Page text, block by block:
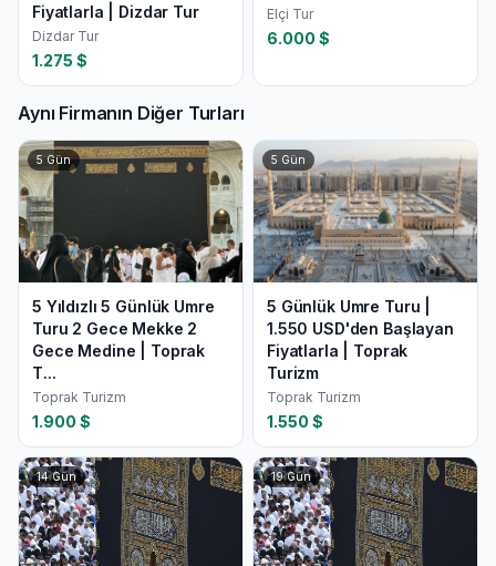
Fiyatlarla | Dizdar Tur
Dizdar Tur
1.275 $
Elçi Tur
6.000 $
Aynı Firmanın Diğer Turları
5Gün
5 Yıldızlı 5 Günlük Umre
Turu 2 Gece Mekke 2
Gece Medine | Toprak
T...
Toprak Turizm
1.900 $
5 Gün
5 Günlük Umre Turu |
1.550 USD'den Başlayan
Fiyatlarla | Toprak
Turizm
Toprak Turizm
1.550 $
14Gün 19Gün